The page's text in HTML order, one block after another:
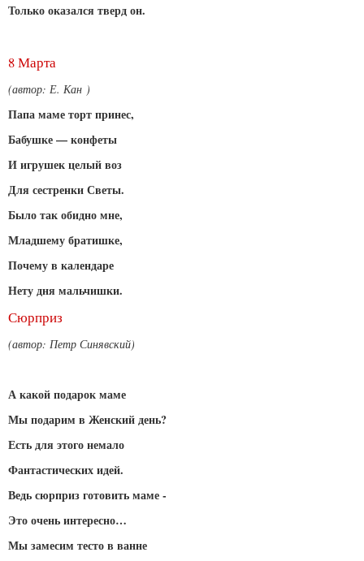
Только оказался тверд он.
8 Марта
(автор: Е. Кан )
Папа маме торт принес,
Бабушке — конфеты
И игрушек целый воз
Для сестренки Светы.
Было так обидно мне,
Младшему братишке,
Почему в календаре
Нету дня мальчишки.
Сюрприз
(автор: Петр Синявский)
А какой подарок маме
Мы подарим в Женский день?
Есть для этого немало
Фантастических идей.
Ведь сюрприз готовить маме -
Это очень интересно…
Мы замесим тесто в ванне